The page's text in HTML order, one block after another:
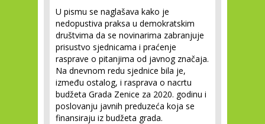
U pismu se naglašava kako je
nedopustiva praksa u demokratskim
društvima da se novinarima zabranjuje
prisustvo sjednicama i praćenje
rasprave o pitanjima od javnog značaja.
Na dnevnom redu sjednice bila je,
između ostalog, i rasprava o nacrtu
budžeta Grada Zenice za 2020. godinu i
poslovanju javnih preduzeća koja se
finansiraju iz budžeta grada.